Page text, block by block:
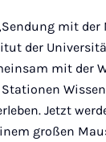
mit der
der
mit der
Jetzt
großen